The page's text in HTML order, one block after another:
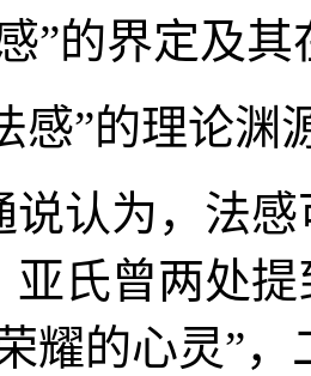
”的界定及其
感”的理论渊
为，法感
亚氏曾两处
耀的心灵”